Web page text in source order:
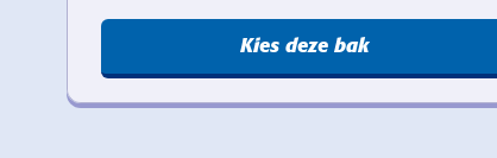
Kies deze bak